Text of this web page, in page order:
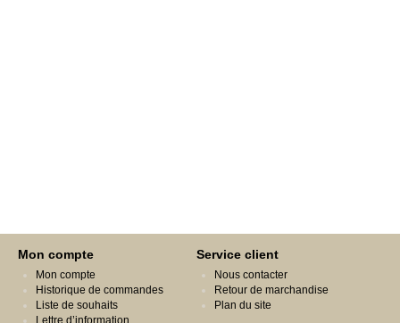
Mon compte
Mon compte
Historique de commandes
Liste de souhaits
Lettre d’information
Service client
Nous contacter
Retour de marchandise
Plan du site